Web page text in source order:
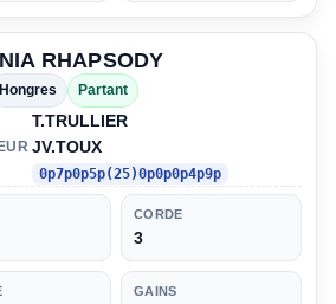
RHAPSODY
Hongres
Partant
T.TRULLIER
JV.TOUX
0p7p0p5p(25)0p0p0p4p9p
CORDE
3
GAINS